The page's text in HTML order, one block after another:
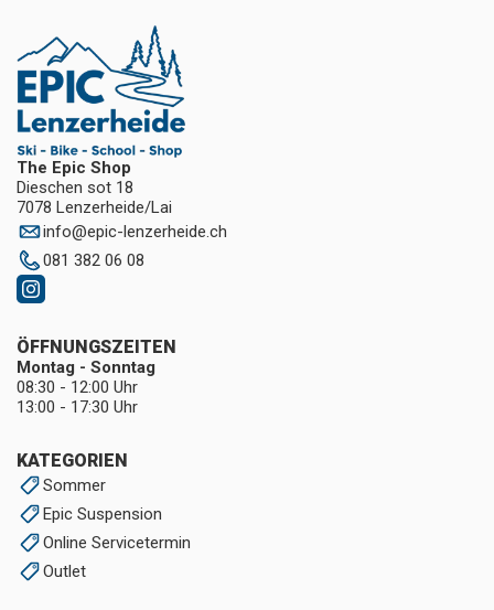
The Epic Shop
Dieschen sot 18
7078 Lenzerheide/Lai
info@epic-lenzerheide.ch
081 382 06 08
KATEGORIEN
Sommer
Epic Suspension
Online Servicetermin
Outlet
ÖFFNUNGSZEITEN
Montag - Sonntag
08:30 - 12:00 Uhr
13:00 - 17:30 Uhr